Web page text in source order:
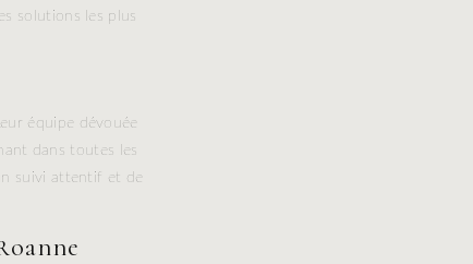
solutions les plus
équipe dévouée
dans toutes les
suivi attentif et de